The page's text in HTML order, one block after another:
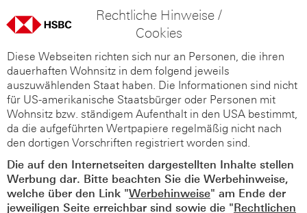
Rechtliche Hinweise /
Cookies
Diese Webseiten richten sich nur an Personen, die ihren
dauerhaften Wohnsitz in dem folgend jeweils
auszuwählenden Staat haben. Die Informationen sind nicht
für US-amerikanische Staatsbürger oder Personen mit
Wohnsitz bzw. ständigem Aufenthalt in den USA bestimmt,
da die aufgeführten Wertpapiere regelmäßig nicht nach
den dortigen Vorschriften registriert worden sind.
Die auf den Internetseiten dargestellten Inhalte stellen
Werbung dar. Bitte beachten Sie die Werbehinweise,
welche über den Link "Werbehinweise" am Ende der
jeweiligen Seite erreichbar sind sowie die "Rechtlichen